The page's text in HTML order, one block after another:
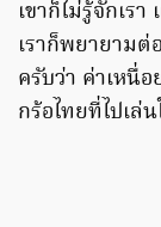
เขาก็ไม่รู้จักเร
เราก็พยายามต่
ครับว่า ค่าเหนื่
กร้อไทยที่ไปเล่